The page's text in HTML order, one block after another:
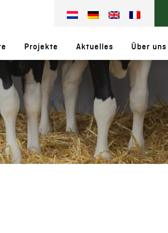
Projekte Aktuelles Über uns